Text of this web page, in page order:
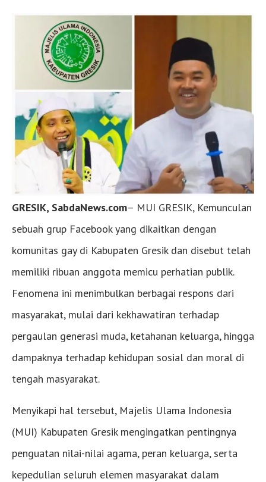
GRESIK, SabdaNews.com– MUI GRESIK, Kemunculan
sebuah grup Facebook yang dikaitkan dengan
komunitas gay di Kabupaten Gresik dan disebut telah
memiliki ribuan anggota memicu perhatian publik.
Fenomena ini menimbulkan berbagai respons dari
masyarakat, mulai dari kekhawatiran terhadap
pergaulan generasi muda, ketahanan keluarga, hingga
dampaknya terhadap kehidupan sosial dan moral di
tengah masyarakat.
Menyikapi hal tersebut, Majelis Ulama Indonesia
(MUI) Kabupaten Gresik mengingatkan pentingnya
penguatan nilai-nilai agama, peran keluarga, serta
kepedulian seluruh elemen masyarakat dalam